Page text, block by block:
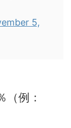
5,
（例：